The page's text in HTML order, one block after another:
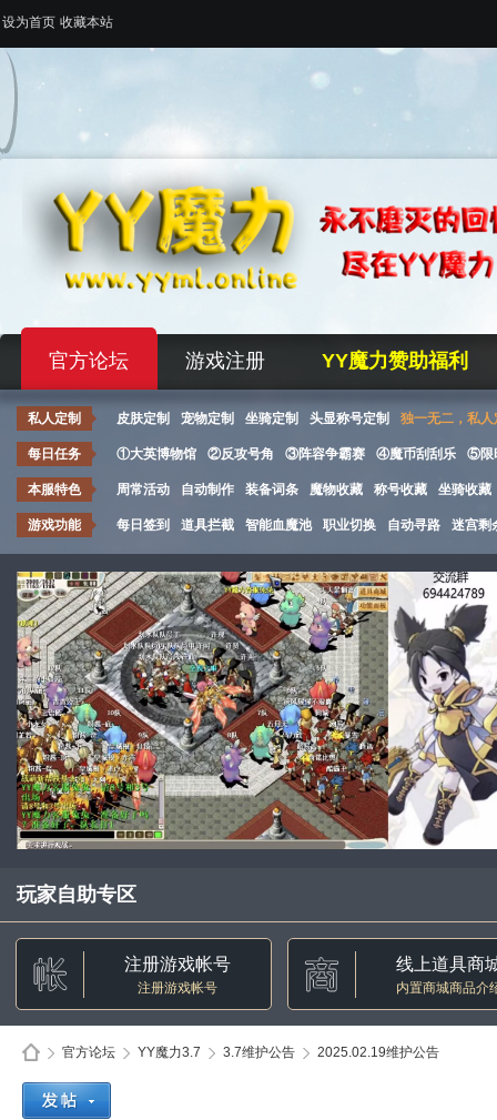
设为首页 收藏本站
官方论坛 游戏注册 YY魔力赞助福利
私人定制 皮肤定制 宠物定制 坐骑定制 头显称号定制 独一无二，私人
每日任务 ①大英博物馆 ②反攻号角 ③阵容争霸赛 ④魔币刮刮乐 ⑤限
本服特色 周常活动 自动制作 装备词条 魔物收藏 称号收藏 坐骑收藏
游戏功能 每日签到 道具拦截 智能血魔池 职业切换 自动寻路 迷宫剩
玩家自助专区
注册游戏帐号
注册游戏帐号
线上道具商
内置商城商品介
官方论坛 YY魔力3.7 3.7维护公告 2025.02.19维护公告